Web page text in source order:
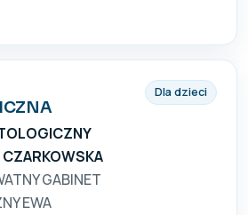
GABINET
EWA
Dla dzieci